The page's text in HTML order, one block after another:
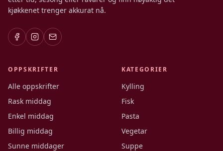
kjøkkenet trenger akkurat nå.
OPPSKRIFTER
Alle oppskrifter
Rask middag
Enkel middag
Billig middag
Sunne middager
KATEGORIER
Kylling
Fisk
Pasta
Vegetar
Suppe